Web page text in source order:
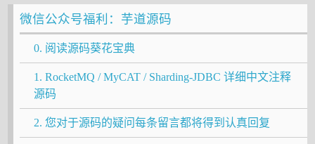
微信公众号福利：芋道源码
0. 阅读源码葵花宝典
1. RocketMQ / MyCAT / Sharding-JDBC 详细中文注释
源码
2. 您对于源码的疑问每条留言都将得到认真回复